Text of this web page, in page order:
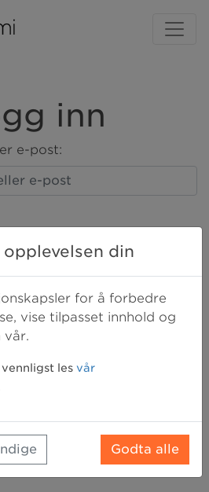
inn
e-post:
INN
din
for å forbedre
vise tilpasset innhold og
vår.
les vår
Godta alle